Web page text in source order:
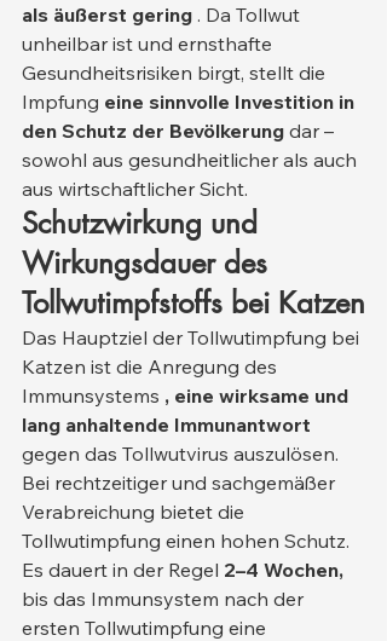
als äußerst gering . Da Tollwut
unheilbar ist und ernsthafte
Gesundheitsrisiken birgt, stellt die
Impfung eine sinnvolle Investition in
den Schutz der Bevölkerung dar –
sowohl aus gesundheitlicher als auch
aus wirtschaftlicher Sicht.
Schutzwirkung und
Wirkungsdauer des
Tollwutimpfstoffs bei Katzen
Das Hauptziel der Tollwutimpfung bei
Katzen ist die Anregung des
Immunsystems , eine wirksame und
lang anhaltende Immunantwort
gegen das Tollwutvirus auszulösen.
Bei rechtzeitiger und sachgemäßer
Verabreichung bietet die
Tollwutimpfung einen hohen Schutz.
Es dauert in der Regel 2–4 Wochen,
bis das Immunsystem nach der
ersten Tollwutimpfung eine